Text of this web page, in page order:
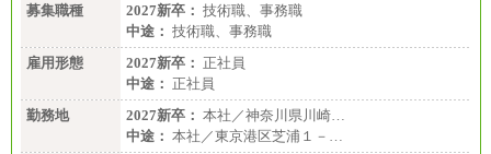
募集職種
2027新卒： 技術職、事務職
中途： 技術職、事務職
雇用形態
2027新卒： 正社員
中途： 正社員
勤務地
2027新卒： 本社／神奈川県川崎…
中途： 本社／東京港区芝浦１－…